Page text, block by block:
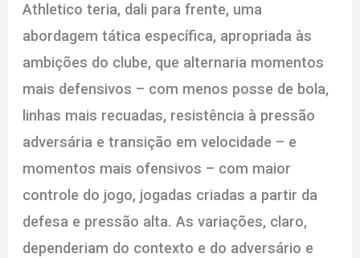
Athletico teria, dali para frente, uma
abordagem tática específica, apropriada às
ambições do clube, que alternaria momentos
mais defensivos – com menos posse de bola,
linhas mais recuadas, resistência à pressão
adversária e transição em velocidade – e
momentos mais ofensivos – com maior
controle do jogo, jogadas criadas a partir da
defesa e pressão alta. As variações, claro,
dependeriam do contexto e do adversário e